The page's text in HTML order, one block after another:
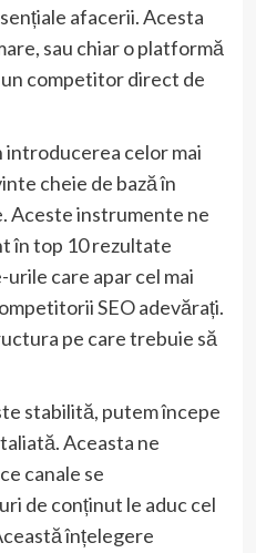
afacerii. Acesta
sau chiar o platformă
competitor direct de
celor mai
cheie de bază în
Aceste instrumente ne
în top 10 rezultate
care apar cel mai
SEO adevărați.
pe care trebuie să
stabilită, putem începe
Aceasta ne
canale se
de conținut le aduc cel
înțelegere